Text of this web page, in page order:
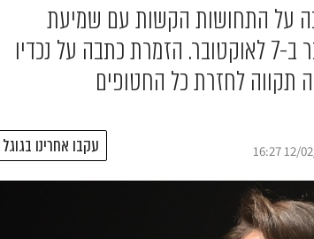
על התחושות הקשות עם שמיעת
הבשורה על הירצחו של שלמה מנצור כבר ב-7 לאוקטובר. הזמרת כתבה על נכדיו
תקווה לחזרת כל החטופים
עקבו אחרינו בגוגל